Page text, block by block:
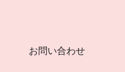
お問い合わせ